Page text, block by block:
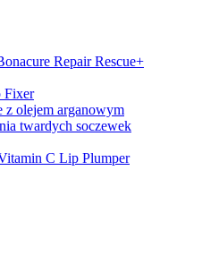
Repair Rescue+
Fixer
z olejem arganowym
twardych soczewek
C Lip Plumper